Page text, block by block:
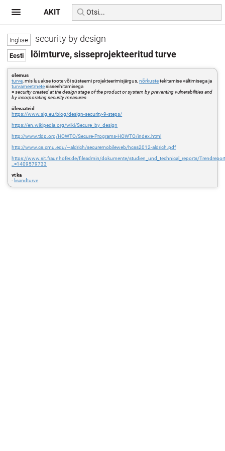
security by design
lõimturve, sisseprojekteeritud turve
olemus
turve , mis luuakse toote või süsteemi projekteerimisjärgus,nõrkustetekitamise vältimisega ja
turvameetmetesisseehitamisega
=security created at the design stage of the product or system by preventing vulnerabilities and
by incorporating security measures
ülevaateid
https://www.sig.eu/blog/design-security-9-steps/
https://en.wikipedia.org/wiki/Secure_by_design
http://www.tldp.org/HOWTO/Secure-Programs-HOWTO/index.html
http://www.cs.cmu.edu/~aldrich/securemobileweb/hcss2012-aldrich.pdf
https://www.sit.fraunhofer.de/fileadmin/dokumente/studien_und_technical_reports/
_=1409579733
vt ka
- lisandturve
AKIT